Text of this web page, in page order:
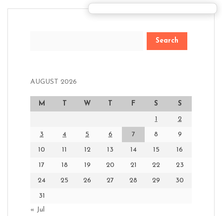
AUGUST 2026
M T W T F S S
1 2
3 4 5 6 7 8 9
10 11 12 13 14 15 16
17 18 19 20 21 22 23
24 25 26 27 28 29 30
31
« Jul